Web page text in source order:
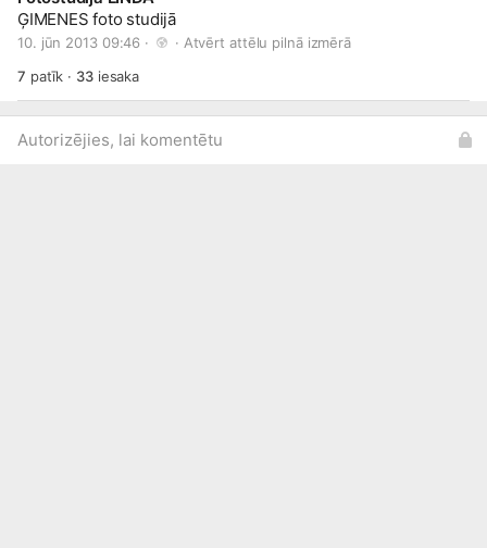
ĢIMENES foto studijā
10. jūn 2013 09:46 · · Atvērt attēlu pilnā izmērā
7 patīk · 33iesaka
Autorizējies, lai komentētu